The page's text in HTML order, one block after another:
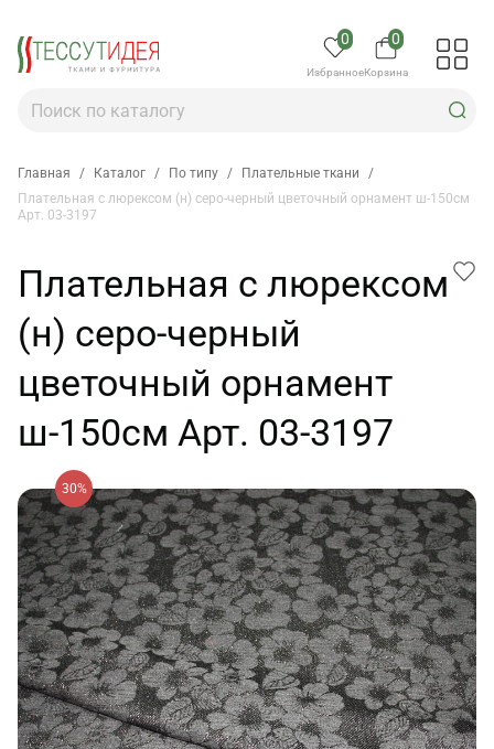
0
Избранное
0
Корзина
Главная / Каталог / По типу / Плательные ткани
/
Плательная с люрексом (н) серо-черный цветочный орнамент ш-150см
Арт. 03-3197
Плательная с люрексом
(н) серо-черный
цветочный орнамент
ш-150см Арт. 03-3197
30%